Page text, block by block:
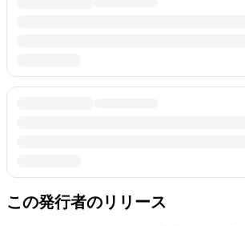
この発行者のリリース